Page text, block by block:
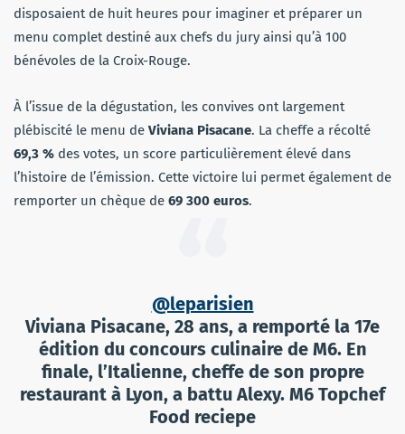
disposaient de huit heures pour imaginer et préparer un
menu complet destiné aux chefs du jury ainsi qu’à 100
bénévoles de la Croix-Rouge.
À l’issue de la dégustation, les convives ont largement
plébiscité le menu de Viviana Pisacane. La cheffe a récolté
69,3 % des votes, un score particulièrement élevé dans
l’histoire de l’émission. Cette victoire lui permet également de
remporter un chèque de 69 300 euros.
@leparisien
Viviana Pisacane, 28 ans, a remporté la 17e
édition du concours culinaire de M6. En
finale, l’Italienne, cheffe de son propre
restaurant à Lyon, a battu Alexy. M6 Topchef
Food reciepe